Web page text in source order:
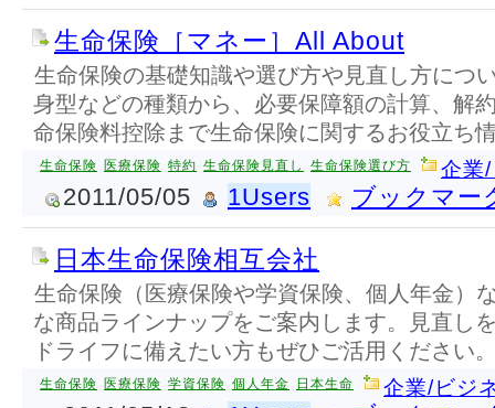
生命保険［マネー］All About
生命保険の基礎知識や選び方や見直し方につ
身型などの種類から、必要保障額の計算、解
命保険料控除まで生命保険に関するお役立ち
生命保険 医療保険 特約 生命保険見直し 生命保険選び方 企業
2011/05/05 1Users ブックマー
日本生命保険相互会社
生命保険（医療保険や学資保険、個人年金）
な商品ラインナップをご案内します。見直し
ドライフに備えたい方もぜひご活用ください
生命保険 医療保険 学資保険 個人年金 日本生命 企業/ビジ